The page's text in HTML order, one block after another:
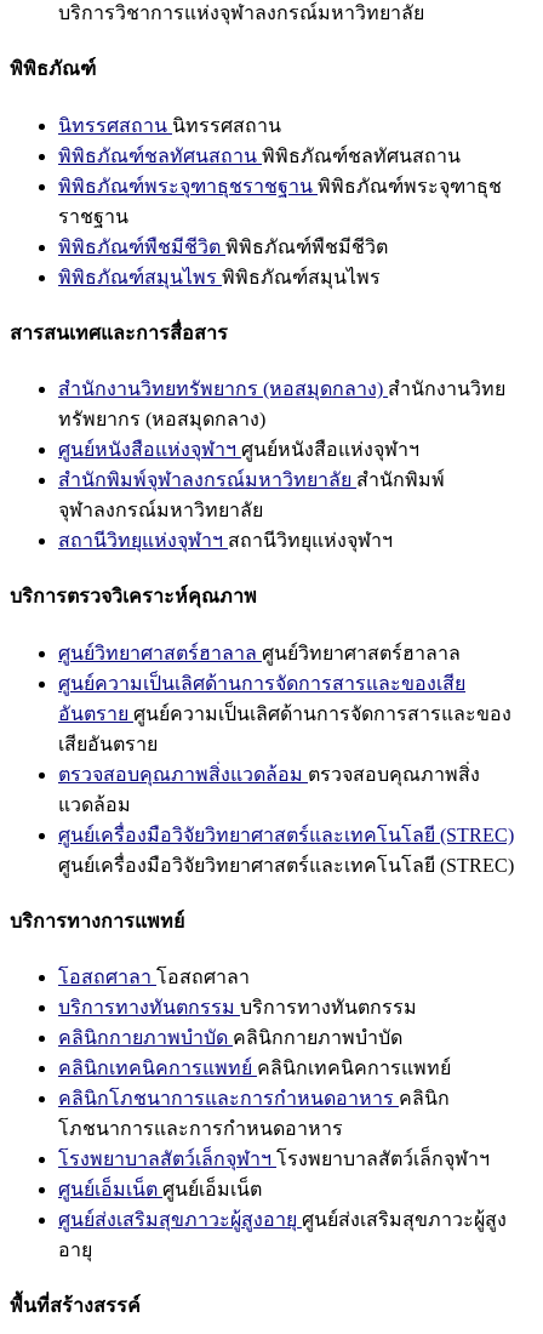
บริการวิชาการแห่งจุฬาลงกรณ์มหาวิทยาลัย
พิพิธภัณฑ์
นิทรรศสถาน นิทรรศสถาน
พิพิธภัณฑ์ชลทัศนสถาน พิพิธภัณฑ์ชลทัศนสถาน
พิพิธภัณฑ์พระจุฑาธุชราชฐาน พิพิธภัณฑ์พระจุฑาธุช
ราชฐาน
พิพิธภัณฑ์พืชมีชีวิต พิพิธภัณฑ์พืชมีชีวิต
พิพิธภัณฑ์สมุนไพร พิพิธภัณฑ์สมุนไพร
สารสนเทศและการสื่อสาร
สำนักงานวิทยทรัพยากร (หอสมุดกลาง) สำนักงานวิทย
ทรัพยากร (หอสมุดกลาง)
ศูนย์หนังสือแห่งจุฬาฯ ศูนย์หนังสือแห่งจุฬาฯ
สำนักพิมพ์จุฬาลงกรณ์มหาวิทยาลัย สำนักพิมพ์
จุฬาลงกรณ์มหาวิทยาลัย
สถานีวิทยุแห่งจุฬาฯ สถานีวิทยุแห่งจุฬาฯ
บริการตรวจวิเคราะห์คุณภาพ
ศูนย์วิทยาศาสตร์ฮาลาล ศูนย์วิทยาศาสตร์ฮาลาล
ศูนย์ความเป็นเลิศด้านการจัดการสารและของเสีย
อันตราย ศูนย์ความเป็นเลิศด้านการจัดการสารและของ
เสียอันตราย
ตรวจสอบคุณภาพสิ่งแวดล้อม ตรวจสอบคุณภาพสิ่ง
แวดล้อม
ศูนย์เครื่องมือวิจัยวิทยาศาสตร์และเทคโนโลยี (STREC)
ศูนย์เครื่องมือวิจัยวิทยาศาสตร์และเทคโนโลยี (STREC)
บริการทางการแพทย์
โอสถศาลา โอสถศาลา
บริการทางทันตกรรม บริการทางทันตกรรม
คลินิกกายภาพบำบัด คลินิกกายภาพบำบัด
คลินิกเทคนิคการแพทย์ คลินิกเทคนิคการแพทย์
คลินิกโภชนาการและการกำหนดอาหาร คลินิก
โภชนาการและการกำหนดอาหาร
โรงพยาบาลสัตว์เล็กจุฬาฯ โรงพยาบาลสัตว์เล็กจุฬาฯ
ศูนย์เอ็มเน็ต ศูนย์เอ็มเน็ต
ศูนย์ส่งเสริมสุขภาวะผู้สูงอายุ ศูนย์ส่งเสริมสุขภาวะผู้สูง
อายุ
พื้นที่สร้างสรรค์